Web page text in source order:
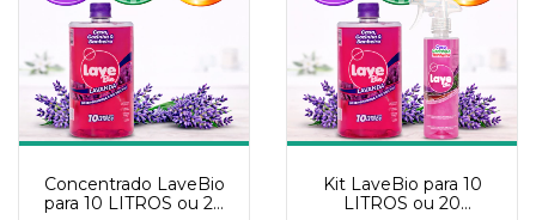
Concentrado LaveBio
para 10 LITROS ou 20
Kit LaveBio para 10
LITROS ou 20